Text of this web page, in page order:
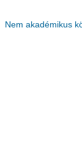
Nem akadémikus